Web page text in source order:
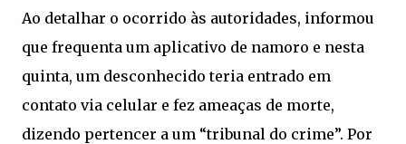
Ao detalhar o ocorrido às autoridades, informou
que frequenta um aplicativo de namoro e nesta
quinta, um desconhecido teria entrado em
contato via celular e fez ameaças de morte,
dizendo pertencer a um “tribunal do crime”. Por